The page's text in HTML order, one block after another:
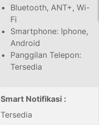
Bluetooth, ANT+, Wi-
Fi
Smartphone: Iphone,
Android
Panggilan Telepon:
Tersedia
Smart Notifikasi :
Tersedia